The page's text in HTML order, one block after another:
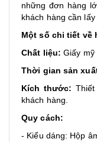
những đơn hàng
khách hàng cần
Một số chi tiết về
Chất liệu: Giấy mỹ
Thời gian sản
Kích thước:
khách hàng.
Quy cách:
- Kiểu dáng: Hộp